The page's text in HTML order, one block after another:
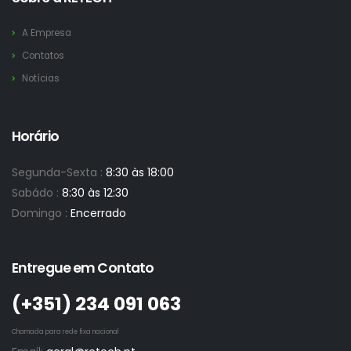
A Empresa
Contatos
Notícias
Horário
Segunda-Sexta : 8:30 às 18:00
Sabádo : 8:30 às 12:30
Domingo : Encerrado
Entregue em Contato
(+351)­ 234 091 063
Chamada para rede fixa nacional